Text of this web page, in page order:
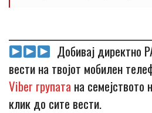
Добивај директно
вести на твојот мобилен
Viber групата на
клик до сите вести.